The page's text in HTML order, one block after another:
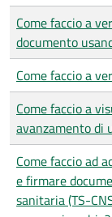
Come faccio a
documento
Come faccio a
Come faccio a
avanzamento di
Come faccio ad
e firmare
sanitaria (TS-